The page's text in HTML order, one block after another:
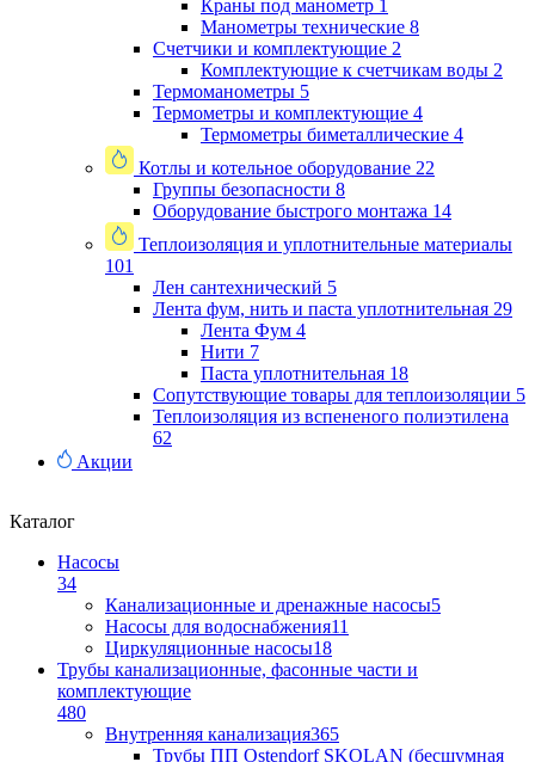
Краны под манометр 1
Манометры технические 8
Счетчики и комплектующие 2
Комплектующие к счетчикам воды 2
Термоманометры 5
Термометры и комплектующие 4
Термометры биметаллические 4
Котлы и котельное оборудование 22
Группы безопасности 8
Оборудование быстрого монтажа 14
Теплоизоляция и уплотнительные материалы
101
Лен сантехнический 5
Лента фум, нить и паста уплотнительная 29
Лента Фум 4
Нити 7
Паста уплотнительная 18
Сопутствующие товары для теплоизоляции 5
Теплоизоляция из вспененого полиэтилена
62
Акции
Каталог
Насосы
34
Канализационные и дренажные насосы5
Насосы для водоснабжения11
Циркуляционные насосы18
Трубы канализационные, фасонные части и
комплектующие
480
Внутренняя канализация365
Трубы ПП Ostendorf SKOLAN (бесшумная